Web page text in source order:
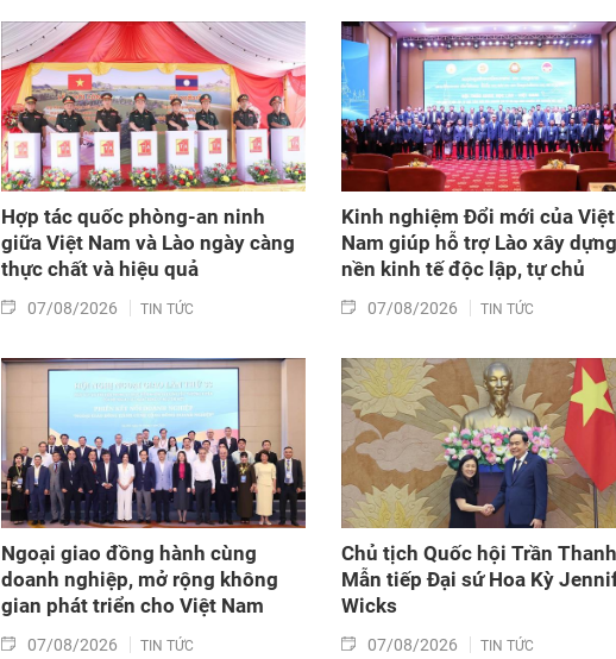
quan hệ Đối tác Chiến lược Toàn diện giữa Việt Nam
và Australia trong bối cảnh hai nước đang bước vào
giai đoạn triển khai thực chất khuôn khổ hợp tác
mới.
Hợp tác quốc phòng-an ninh
giữa Việt Nam và Lào ngày càng
thực chất và hiệu quả
07/08/2026 TIN TỨC
Kinh nghiệm Đổi mới của Việt
Nam giúp hỗ trợ Lào xây dựng
nền kinh tế độc lập, tự chủ
07/08/2026 TIN TỨC
Ngoại giao đồng hành cùng
doanh nghiệp, mở rộng không
gian phát triển cho Việt Nam
07/08/2026 TIN TỨC
Chủ tịch Quốc hội Trần Thanh
Mẫn tiếp Đại sứ Hoa Kỳ
Wicks
07/08/2026 TIN TỨC